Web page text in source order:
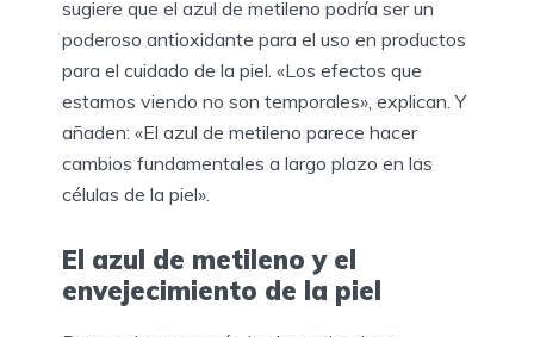
sugiere que el azul de metileno podría ser un
poderoso antioxidante para el uso en productos
para el cuidado de la piel. «Los efectos que
estamos viendo no son temporales», explican. Y
añaden: «El azul de metileno parece hacer
cambios fundamentales a largo plazo en las
células de la piel».
El azul de metileno y el
envejecimiento de la piel